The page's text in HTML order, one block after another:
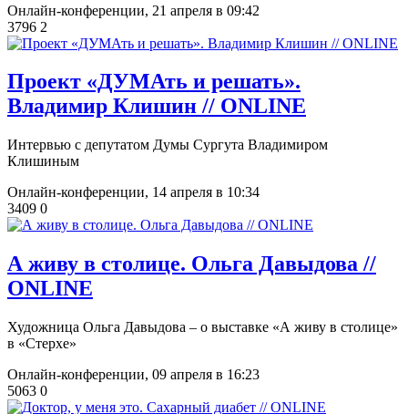
Онлайн-конференции, 21 апреля в 09:42
3796 2
Проект «ДУМАть и решать».
Владимир Клишин // ONLINE
Интервью с депутатом Думы Сургута Владимиром
Клишиным
Онлайн-конференции, 14 апреля в 10:34
3409 0
​А живу в столице. Ольга Давыдова //
ONLINE
Художница Ольга Давыдова – о выставке «А живу в столице»
в «Стерхе»
Онлайн-конференции, 09 апреля в 16:23
5063 0